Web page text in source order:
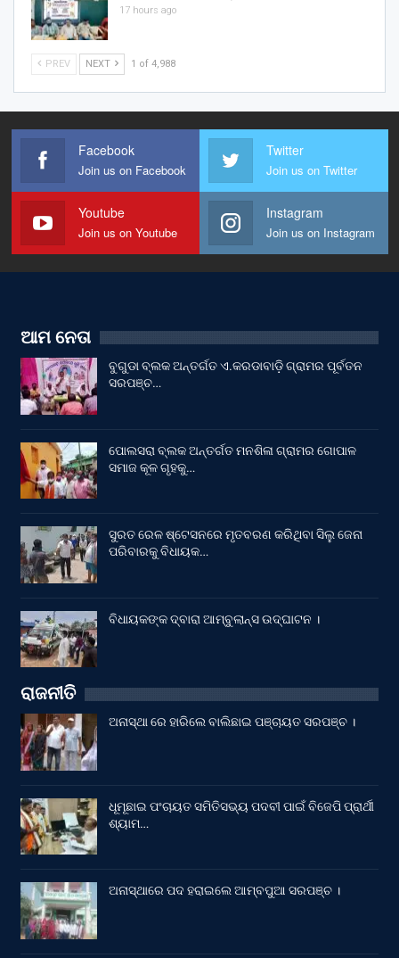
17 hours ago
PREV NEXT 1 of 4,988
Facebook
Join us on Facebook
Twitter
Join us on Twitter
Youtube
Join us on Youtube
Instagram
Join us on Instagram
ଆମ ନେତା
ବୁଗୁଡା ବ୍ଲକ ଅନ୍ତର୍ଗତ ଏ.କରଡାବାଡ଼ି ଗ୍ରାମର ପୂର୍ବତନ
ସରପଞ୍ଚ…
ପୋଲସରା ବ୍ଲକ ଅନ୍ତର୍ଗତ ମନଶିଳା ଗ୍ରାମର ଗୋପାଳ
ସମାଜ କୂଳ ଗୃହକୁ…
ସୁରତ ରେଳ ଷ୍ଟେସନରେ ମୃତବରଣ କରିଥିବା ସିଲୁ ଜେନା
ପରିବାରକୁ ବିଧାୟକ…
ବିଧାୟକଙ୍କ ଦ୍ବାରା ଆମ୍ବୁଲାନ୍ସ ଉଦ୍‌ଘାଟନ ।
ରାଜନୀତି
ଅନାସ୍ଥା ରେ ହାରିଲେ ବାଲିଛାଇ ପଞ୍ଚାୟତ ସରପଞ୍ଚ ।
ଧୂମୂଛାଇ ପଂଚାୟତ ସମିତିସଭ୍ୟ ପଦବୀ ପାଇଁ ବିଜେପି ପ୍ରାର୍ଥୀ
ଶ୍ୟାମ…
ଅନାସ୍ଥାରେ ପଦ ହରାଇଲେ ଆମ୍ବପୁଆ ସରପଞ୍ଚ ।